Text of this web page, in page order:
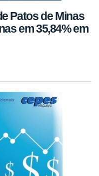
Patos de Minas
em 35,84% em